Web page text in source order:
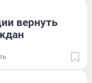
вернуть